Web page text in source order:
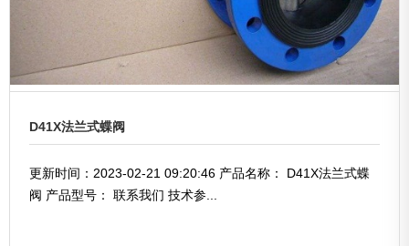
D41X法兰式蝶阀
更新时间：2023-02-21 09:20:46 产品名称： D41X法兰式蝶
阀 产品型号： 联系我们 技术参...